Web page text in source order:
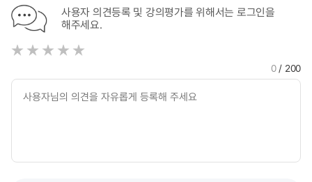
사용자 의견등록 및 강의평가를 위해서는 로그인을
해주세요.
0/ 200